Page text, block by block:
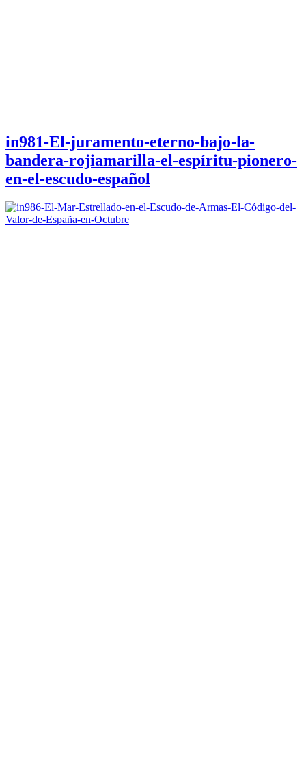
in981-El-juramento-eterno-bajo-la-
bandera-rojiamarilla-el-espíritu-pionero-
en-el-escudo-español